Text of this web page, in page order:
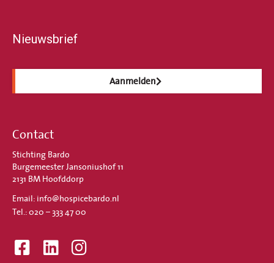
Nieuwsbrief
Aanmelden
Contact
Stichting Bardo
Burgemeester Jansoniushof 11
2131 BM Hoofddorp
Email: info@hospicebardo.nl
Tel.: 020 – 333 47 00